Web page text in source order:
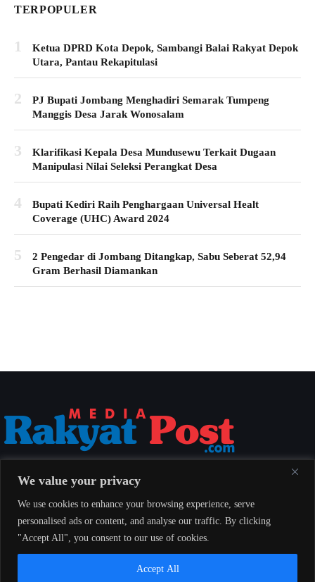
We value your privacy
We use cookies to enhance your browsing experience, serve
personalised ads or content, and analyse our traffic. By clicking
"Accept All", you consent to our use of cookies.
Accept All
TERPOPULER
1
Ketua DPRD Kota Depok, Sambangi Balai Rakyat Depok
Utara, Pantau Rekapitulasi
2
PJ Bupati Jombang Menghadiri Semarak Tumpeng
Manggis Desa Jarak Wonosalam
3
Klarifikasi Kepala Desa Mundusewu Terkait Dugaan
Manipulasi Nilai Seleksi Perangkat Desa
4
Bupati Kediri Raih Penghargaan Universal Healt
Coverage (UHC) Award 2024
5
2 Pengedar di Jombang Ditangkap, Sabu Seberat 52,94
Gram Berhasil Diamankan
berimbang untuk seluruh masyarakat Indonesia.
Redaksi Pedoman Pemberitaan Media Siber